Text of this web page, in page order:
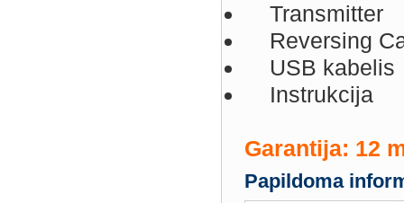
Transmitter
Reversing
USB kabelis
Instrukcija
Garantija: 12
Papildoma